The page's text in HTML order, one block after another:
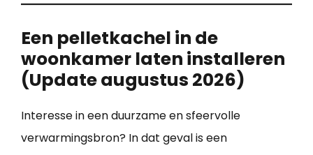
Een pelletkachel in de
woonkamer laten installeren
(Update augustus 2026)
Interesse in een duurzame en sfeervolle
verwarmingsbron? In dat geval is een